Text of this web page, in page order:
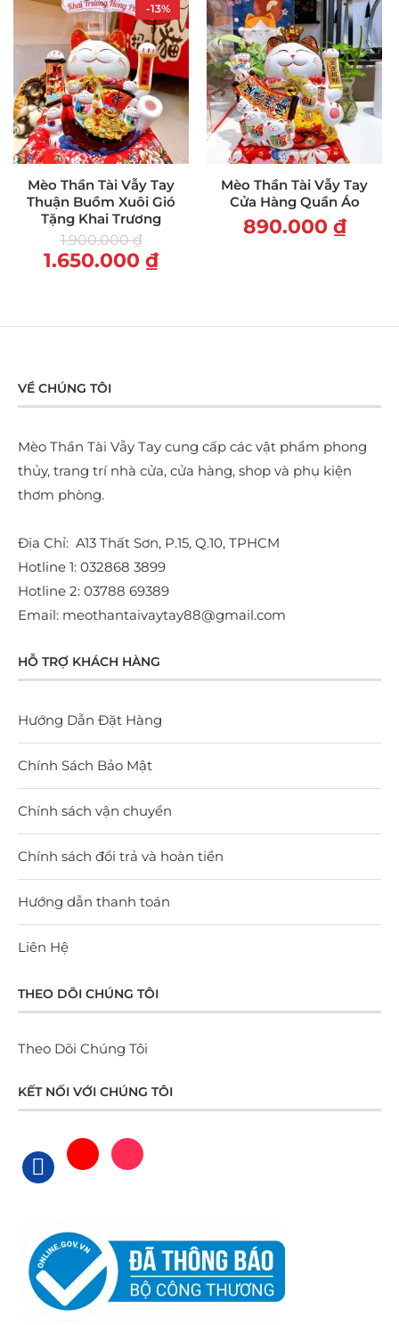
-13%
Mèo Thần Tài Vẫy Tay
Thuận Buồm Xuôi Gió
Tặng Khai Trương
1.900.000₫
1.650.000 ₫
Mèo Thần Tài Vẫy Tay
Cửa Hàng Quần Áo
890.000 ₫
VỀ CHÚNG TÔI
Mèo Thần Tài Vẫy Tay cung cấp các vật phẩm phong
thủy, trang trí nhà cửa, cửa hàng, shop và phụ kiện
thơm phòng.
Địa Chỉ: A13 Thất Sơn, P.15, Q.10, TPHCM
Hotline 1: 032868 3899
Hotline 2: 03788 69389
Email: meothantaivaytay88@gmail.com
HỖ TRỢ KHÁCH HÀNG
Hướng Dẫn Đặt Hàng
Chính Sách Bảo Mật
Chính sách vận chuyển
Chính sách đổi trả và hoàn tiền
Hướng dẫn thanh toán
Liên Hệ
THEO DÕI CHÚNG TÔI
Theo Dõi Chúng Tôi
KẾT NỐI VỚI CHÚNG TÔI